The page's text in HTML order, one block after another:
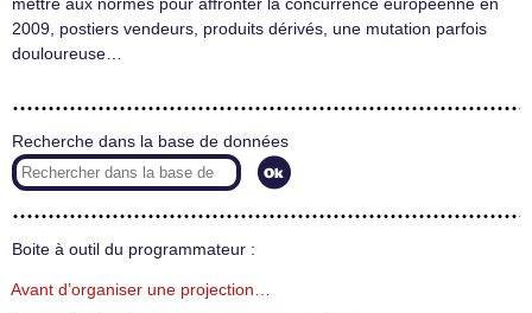
2009, postiers vendeurs, produits dérivés, une mutation parfois
douloureuse…
Recherche dans la base de données
Boite à outil du programmateur :
Avant d’organiser une projection…